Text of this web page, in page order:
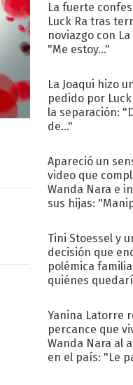
La fuerte
Luck Ra tras
noviazgo con La
"Me estoy..."
La Joaqui hizo
pedido por
la separación:
de..."
Apareció un
video que
Wanda Nara e
sus hijas:
Tini Stoessel y
decisión que
polémica
quiénes
Yanina Latorre
percance que
Wanda Nara al
en el país: "Le